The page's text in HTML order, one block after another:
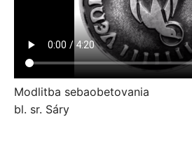
Modlitba sebaobetovania
bl. sr. Sáry